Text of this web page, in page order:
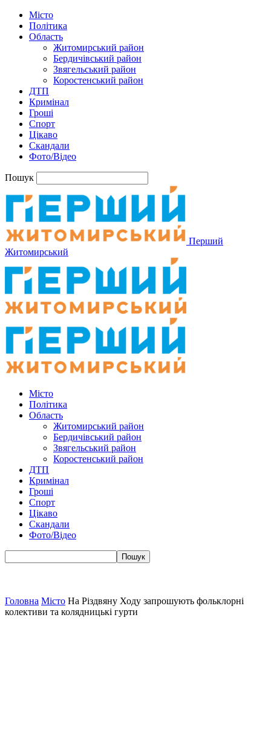
Місто
Політика
Область
Житомирський район
Бердичівський район
Звягельський район
Коростенський район
ДТП
Кримінал
Гроші
Спорт
Цікаво
Скандали
Фото/Відео
Пошук
Перший
Житомирський
Місто
Політика
Область
Житомирський район
Бердичівський район
Звягельський район
Коростенський район
ДТП
Кримінал
Гроші
Спорт
Цікаво
Скандали
Фото/Відео
Головна Місто На Різдвяну Ходу запрошують фольклорні
колективи та колядницькі гурти